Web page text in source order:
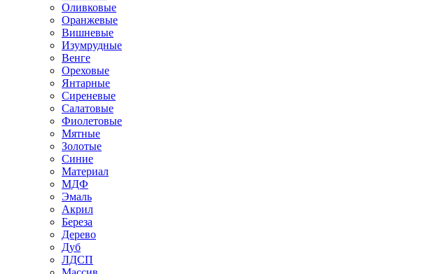
Оливковые
Оранжевые
Вишневые
Изумрудные
Венге
Ореховые
Янтарные
Сиреневые
Салатовые
Фиолетовые
Мятные
Золотые
Синие
Материал
МДФ
Эмаль
Акрил
Береза
Дерево
Дуб
ЛДСП